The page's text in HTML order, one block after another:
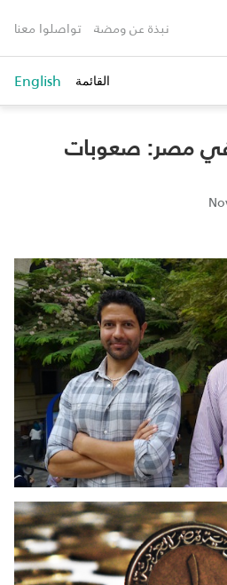
نبذة عن ومضة تواصلوا معنا
القائمة English
في مصر: صعوبات